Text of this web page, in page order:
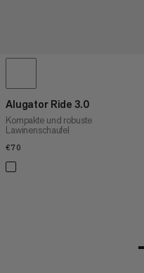
Alugator Ride 3.0
Kompakte und robuste
Lawinenschaufel
€70